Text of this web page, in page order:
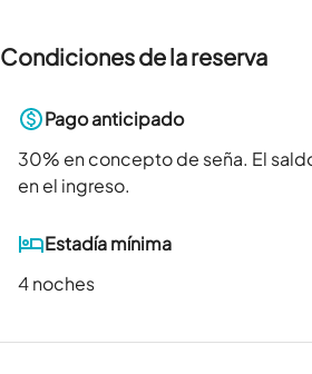
Condiciones de la reserva
Pago anticipado
30% en concepto de seña. El
en el ingreso.
Estadía mínima
4 noches